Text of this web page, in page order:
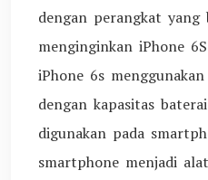
dengan perangkat yang
menginginkan iPhone
iPhone 6s
dengan kapasitas
digunakan pada
smartphone menjadi